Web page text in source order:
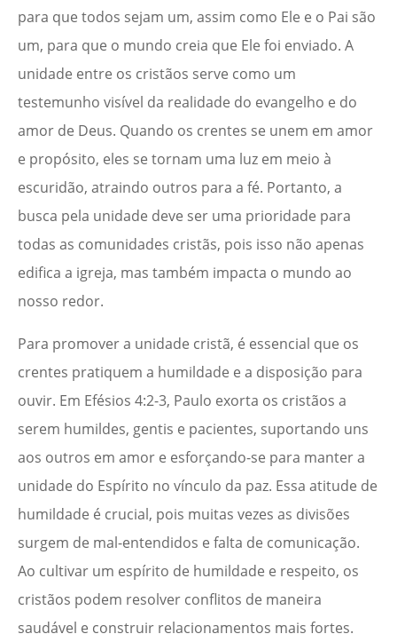
para que todos sejam um, assim como Ele e o Pai são
um, para que o mundo creia que Ele foi enviado. A
unidade entre os cristãos serve como um
testemunho visível da realidade do evangelho e do
amor de Deus. Quando os crentes se unem em amor
e propósito, eles se tornam uma luz em meio à
escuridão, atraindo outros para a fé. Portanto, a
busca pela unidade deve ser uma prioridade para
todas as comunidades cristãs, pois isso não apenas
edifica a igreja, mas também impacta o mundo ao
nosso redor.
Para promover a unidade cristã, é essencial que os
crentes pratiquem a humildade e a disposição para
ouvir. Em Efésios 4:2-3, Paulo exorta os cristãos a
serem humildes, gentis e pacientes, suportando uns
aos outros em amor e esforçando-se para manter a
unidade do Espírito no vínculo da paz. Essa atitude de
humildade é crucial, pois muitas vezes as divisões
surgem de mal-entendidos e falta de comunicação.
Ao cultivar um espírito de humildade e respeito, os
cristãos podem resolver conflitos de maneira
saudável e construir relacionamentos mais fortes.